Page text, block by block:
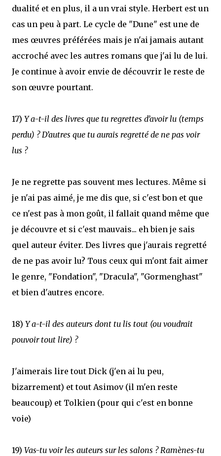
dualité et en plus, il a un vrai style. Herbert est un
cas un peu à part. Le cycle de "Dune" est une de
mes œuvres préférées mais je n'ai jamais autant
accroché avec les autres romans que j'ai lu de lui.
Je continue à avoir envie de découvrir le reste de
son œuvre pourtant.
17) Y a-t-il des livres que tu regrettes d’avoir lu (temps
perdu) ? D’autres que tu aurais regretté de ne pas voir
lus ?
Je ne regrette pas souvent mes lectures. Même si
je n'ai pas aimé, je me dis que, si c'est bon et que
ce n'est pas à mon goût, il fallait quand même que
je découvre et si c'est mauvais... eh bien je sais
quel auteur éviter. Des livres que j'aurais regretté
de ne pas avoir lu? Tous ceux qui m'ont fait aimer
le genre, "Fondation", "Dracula", "Gormenghast"
et bien d'autres encore.
18) Y a-t-il des auteurs dont tu lis tout (ou voudrait
pouvoir tout lire) ?
J'aimerais lire tout Dick (j'en ai lu peu,
bizarrement) et tout Asimov (il m'en reste
beaucoup) et Tolkien (pour qui c'est en bonne
voie)
19) Vas-tu voir les auteurs sur les salons ? Ramènes-tu